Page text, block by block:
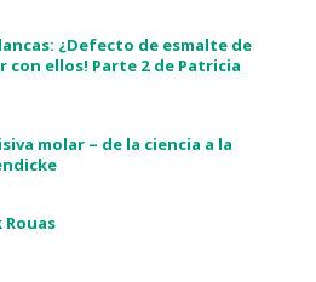
¿Defecto de esmalte de
con ellos! Parte 2 de Patricia
molar – de la ciencia a la
Rouas